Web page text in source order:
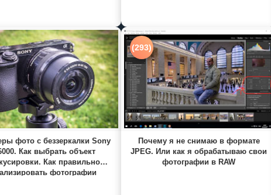
фото с беззеркалки Sony
Как выбрать объект
Как правильно
фотографии
(293)
Почему я не снимаю в формате
JPEG. Или как я обрабатываю свои
фотографии в RAW